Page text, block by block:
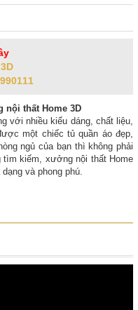
nội thất Home 3D
với nhiều kiểu dáng, chất liệu,
một chiếc tủ quần áo đẹp,
ngủ của bạn thì không phải
tìm kiếm, xưởng nội thất Home
và phong phú.